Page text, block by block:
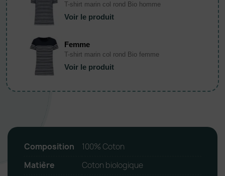
T-shirt marin col rond Bio homme
Voir le produit
Femme
T-shirt marin col rond Bio femme
Voir le produit
Composition
100% Coton
Matière
Coton biologique